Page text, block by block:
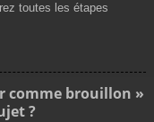
toutes les étapes
comme brouillon »
?